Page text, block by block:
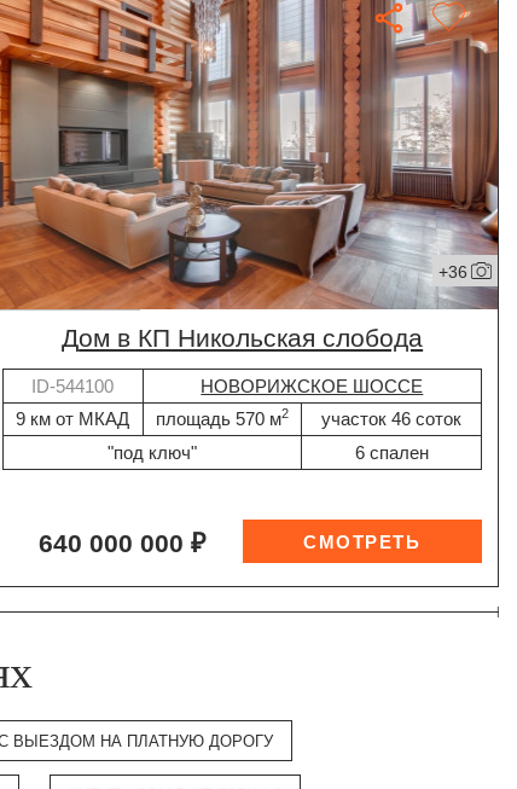
+36
дом в КП Никольская слобода
ID-544100
НОВОРИЖСКОЕ ШОССЕ
9 км от МКАД
площадь 570 м2
участок 46 соток
"под ключ"
6 спален
640 000 000 ₽
ВЫЕЗДОМ НА ПЛАТНУЮ ДОРОГУ